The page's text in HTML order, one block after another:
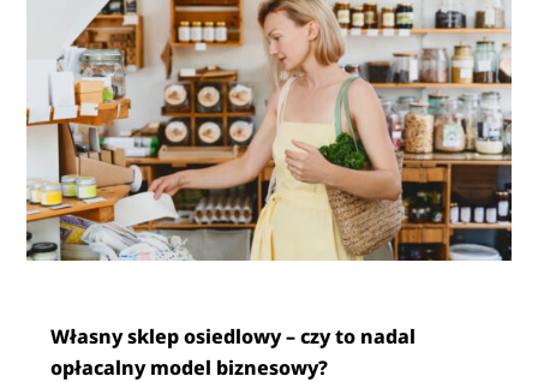
Własny sklep osiedlowy – czy to nadal
opłacalny model biznesowy?